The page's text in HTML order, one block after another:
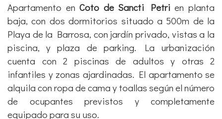
Apartamento enCoto de Sancti Petri en planta
baja, con dos dormitorios situado a 500m de la
Playa de la Barrosa, con jardín privado, vistas a la
piscina, y plaza de parking. La urbanización
cuenta con 2 piscinas de adultos y otras 2
infantiles y zonas ajardinadas. El apartamento se
alquila con ropa de cama y toallas según el número
de ocupantes previstos y completamente
equipado para su uso.